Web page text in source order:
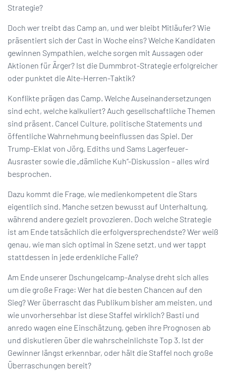
Strategie?
Doch wer treibt das Camp an, und wer bleibt Mitläufer? Wie
präsentiert sich der Cast in Woche eins? Welche Kandidaten
gewinnen Sympathien, welche sorgen mit Aussagen oder
Aktionen für Ärger? Ist die Dummbrot-Strategie erfolgreicher
oder punktet die Alte-Herren-Taktik?
Konflikte prägen das Camp. Welche Auseinandersetzungen
sind echt, welche kalkuliert? Auch gesellschaftliche Themen
sind präsent. Cancel Culture, politische Statements und
öffentliche Wahrnehmung beeinflussen das Spiel. Der
Trump-Eklat von Jörg, Ediths und Sams Lagerfeuer-
Ausraster sowie die „dämliche Kuh“-Diskussion – alles wird
besprochen.
Dazu kommt die Frage, wie medienkompetent die Stars
eigentlich sind. Manche setzen bewusst auf Unterhaltung,
während andere gezielt provozieren. Doch welche Strategie
ist am Ende tatsächlich die erfolgversprechendste? Wer weiß
genau, wie man sich optimal in Szene setzt, und wer tappt
stattdessen in jede erdenkliche Falle?
Am Ende unserer Dschungelcamp-Analyse dreht sich alles
um die große Frage: Wer hat die besten Chancen auf den
Sieg? Wer überrascht das Publikum bisher am meisten, und
wie unvorhersehbar ist diese Staffel wirklich? Basti und
anredo wagen eine Einschätzung, geben ihre Prognosen ab
und diskutieren über die wahrscheinlichste Top 3. Ist der
Gewinner längst erkennbar, oder hält die Staffel noch große
Überraschungen bereit?